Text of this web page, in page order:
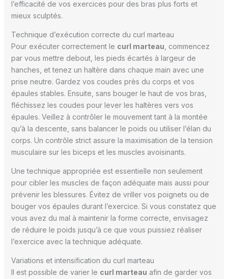
l’efficacité de vos exercices pour des bras plus forts et
mieux sculptés.
Technique d’exécution correcte du curl marteau
Pour exécuter correctement le curl marteau , commencez
par vous mettre debout, les pieds écartés à largeur de
hanches, et tenez un haltère dans chaque main avec une
prise neutre. Gardez vos coudes près du corps et vos
épaules stables. Ensuite, sans bouger le haut de vos bras,
fléchissez les coudes pour lever les haltères vers vos
épaules. Veillez à contrôler le mouvement tant à la montée
qu’à la descente, sans balancer le poids ou utiliser l’élan du
corps. Un contrôle strict assure la maximisation de la tension
musculaire sur les biceps et les muscles avoisinants.
Une technique appropriée est essentielle non seulement
pour cibler les muscles de façon adéquate mais aussi pour
prévenir les blessures. Évitez de vriller vos poignets ou de
bouger vos épaules durant l’exercice. Si vous constatez que
vous avez du mal à maintenir la forme correcte, envisagez
de réduire le poids jusqu’à ce que vous puissiez réaliser
l’exercice avec la technique adéquate.
Variations et intensification du curl marteau
Il est possible de varier le curl marteau afin de garder vos